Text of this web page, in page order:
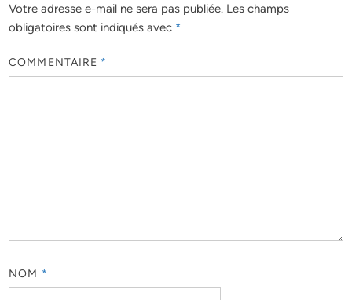
Votre adresse e-mail ne sera pas publiée. Les champs
obligatoires sont indiqués avec *
COMMENTAIRE *
NOM *